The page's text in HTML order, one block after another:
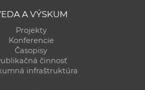
A VÝSKUM
Projekty
Konferencie
Časopisy
činnosť
infraštruktúra